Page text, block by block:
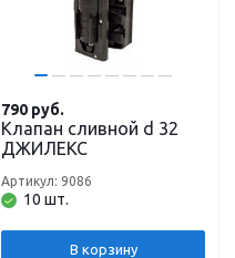
Клапан сливной d 32
ДЖИЛЕКС
10 шт.
Артикул: 9086
790 руб.
В корзину